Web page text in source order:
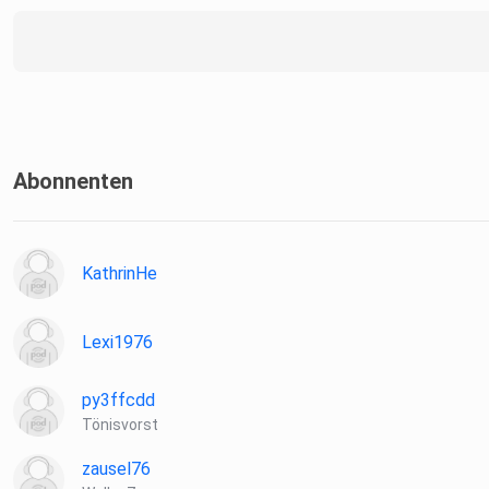
Abonnenten
KathrinHe
Lexi1976
py3ffcdd
Tönisvorst
zausel76